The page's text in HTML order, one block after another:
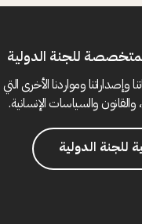
للجنة الدولية
ومواردنا الأخرى التي
والقانون والسياسات الإنسانية.
للجنة الدولية